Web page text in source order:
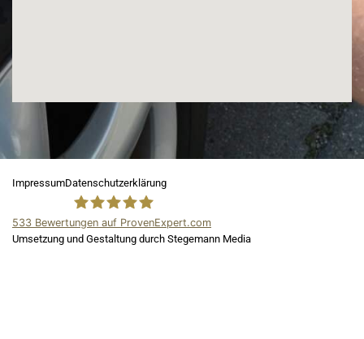
ImpressumDatenschutzerklärung
533 Bewertungen auf ProvenExpert.com
Umsetzung und Gestaltung durch Stegemann Media